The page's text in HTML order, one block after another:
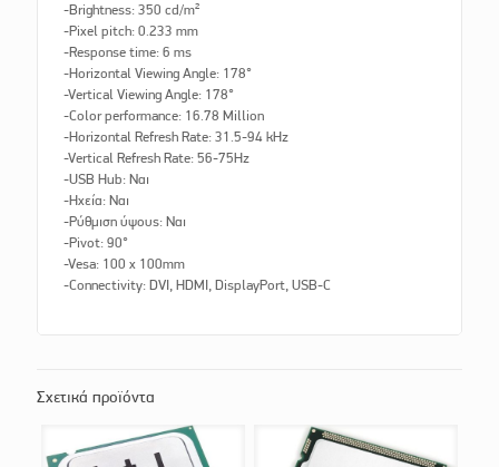
-Brightness: 350 cd/m²
-Pixel pitch: 0.233 mm
-Response time: 6 ms
-Horizontal Viewing Angle: 178°
-Vertical Viewing Angle: 178°
-Color performance: 16.78 Million
-Horizontal Refresh Rate: 31.5-94 kHz
-Vertical Refresh Rate: 56-75Hz
-USB Hub: Ναι
-Ηχεία: Ναι
-Ρύθμιση ύψους: Ναι
-Pivot: 90°
-Vesa: 100 x 100mm
-Connectivity: DVI, HDMI, DisplayPort, USB-C
Σχετικά προϊόντα